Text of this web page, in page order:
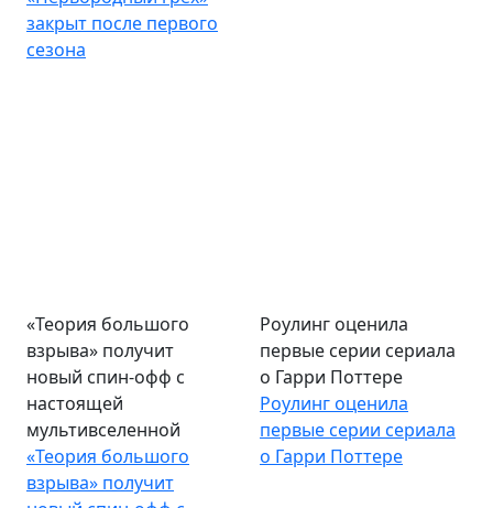
закрыт после первого
сезона
новый спин-офф с
настоящей
мультивселенной
«Теория большого
взрыва» получит
новый спин-офф с
настоящей
Роулинг оценила
первые серии сериала
о Гарри Поттере
Роулинг оценила
первые серии сериала
о Гарри Поттере